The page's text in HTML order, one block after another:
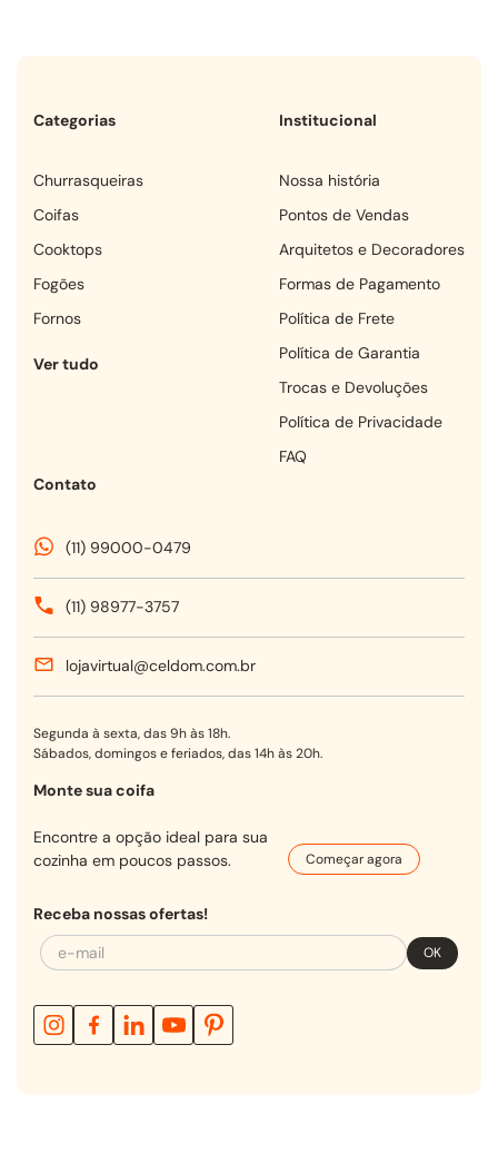
Categorias
churrasqueiras
coifas
cooktops
fogões
fornos
Ver tudo
Institucional
Nossa história
Pontos de Vendas
Arquitetos e Decoradores
Formas de Pagamento
Política de Frete
Política de Garantia
Trocas e Devoluções
Política de Privacidade
FAQ
Contato
(11) 99000-0479
(11) 98977-3757
lojavirtual@celdom.com.br
Segunda à sexta, das 9h às 18h.
Sábados, domingos e feriados, das 14h às 20h.
Monte sua coifa
Encontre a opção ideal para sua
cozinha em poucos passos.
Começar agora
Receba nossas ofertas!
OK